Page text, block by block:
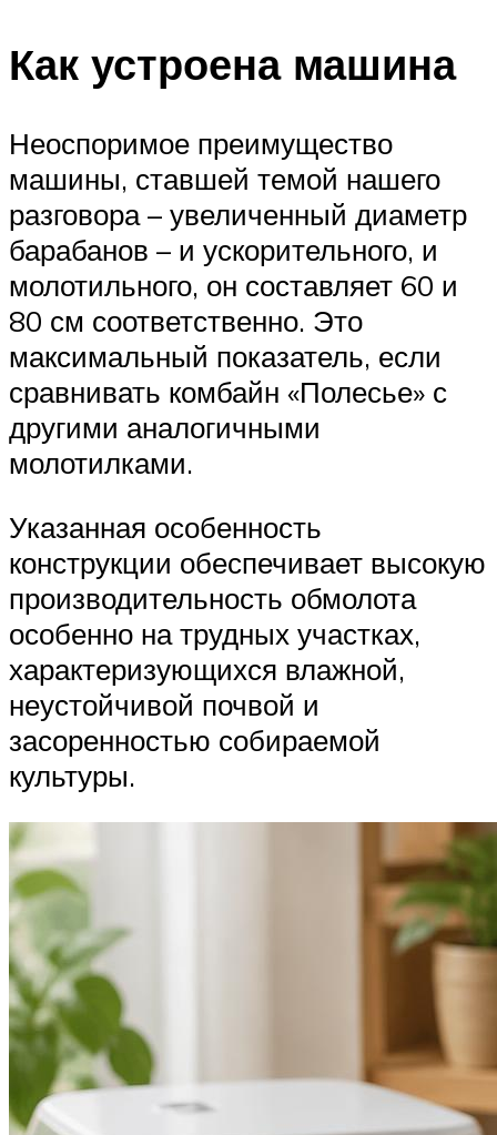
Как устроена машина
Неоспоримое преимущество
машины, ставшей темой нашего
разговора – увеличенный диаметр
барабанов – и ускорительного, и
молотильного, он составляет 60 и
80 см соответственно. Это
максимальный показатель, если
сравнивать комбайн «Полесье» с
другими аналогичными
молотилками.
Указанная особенность
конструкции обеспечивает высокую
производительность обмолота
особенно на трудных участках,
характеризующихся влажной,
неустойчивой почвой и
засоренностью собираемой
культуры.